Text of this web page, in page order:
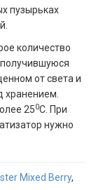
пузырьках
количество
от света и
хранением.
250С. При
нужно
Mixed Berry,